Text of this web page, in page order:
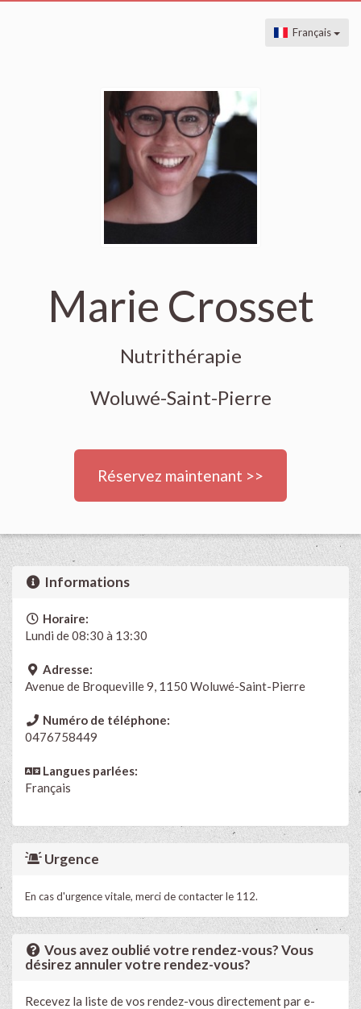
Français
Marie Crosset
Nutrithérapie
Woluwé-Saint-Pierre
Réservez maintenant >>
Informations
Horaire:
Lundi de 08:30 à 13:30
Adresse:
Avenue de Broqueville 9, 1150 Woluwé-Saint-Pierre
Numéro de téléphone:
0476758449
Langues parlées:
Français
Urgence
En cas d'urgence vitale, merci de contacter le 112.
Vous avez oublié votre rendez-vous? Vous
désirez annuler votre rendez-vous?
Recevez la liste de vos rendez-vous directement par e-